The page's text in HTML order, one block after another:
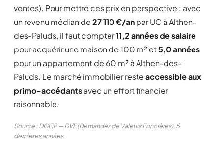
ventes). Pour mettre ces prix en perspective : avec
un revenu médian de27 110 €/anpar UC à Althen-
des-Paluds, il faut compter11,2 années de salaire
pour acquérir une maison de 100 m² et5,0 années
pour un appartement de 60 m² à Althen-des-
Paluds. Le marché immobilier resteaccessible aux
primo-accédantsavec un effort financier
raisonnable.
Source : DGFiP — DVF (Demandes de Valeurs Foncières), 5
dernières années